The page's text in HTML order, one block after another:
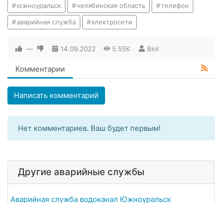
южноуральск челябинская область телефон
аварийная служба электросети
— 14.09.2022 5.55K Biol
Комментарии
Написать комментарий
Нет комментариев. Ваш будет первым!
Другие аварийные службы
Аварийная служба водоканал Южноуральск